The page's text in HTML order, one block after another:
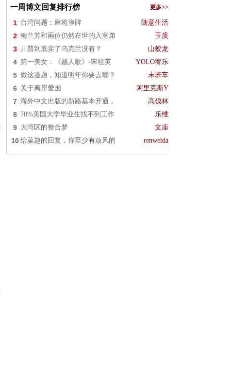
一周博文回复排行榜 更多>>
1 台湾问题：麻将停牌 随意生活
2 梅兰芳和兩位仍然在世的入室弟 玉质
3 川普到底卖了乌克兰没有？ 山蛟龙
4 第一美女：《越人歌》-宋祖英 YOLO宥乐
5 做这道题，知道明年你要去哪？ 末班车
6 关于离岸爱国 阿里克斯Y
7 海外中文出版的新路基本开通， 高伐林
8 70%美国大学毕业生找不到工作 乐维
9 大湾区的整合梦 文庙
10 给菓趣的回复，你至少有放风的 renweida